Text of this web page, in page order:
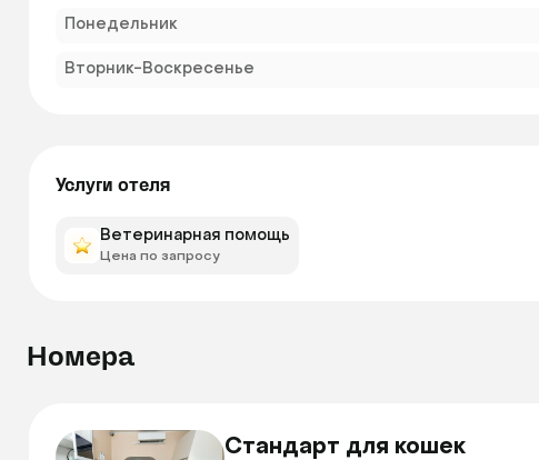
Понедельник
Вторник-Воскресенье
Услуги отеля
Ветеринарная помощь
Цена по запросу
Номера
Стандарт для кошек